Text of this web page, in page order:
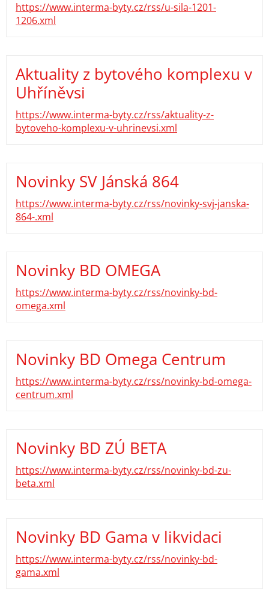
https://www.interma-byty.cz/rss/u-sila-1201-
1206.xml
Aktuality z bytového komplexu v
Uhříněvsi
https://www.interma-byty.cz/rss/aktuality-z-
bytoveho-komplexu-v-uhrinevsi.xml
Novinky SV Jánská 864
https://www.interma-byty.cz/rss/novinky-svj-janska-
864-.xml
Novinky BD OMEGA
https://www.interma-byty.cz/rss/novinky-bd-
omega.xml
Novinky BD Omega Centrum
https://www.interma-byty.cz/rss/novinky-bd-omega-
centrum.xml
Novinky BD ZÚ BETA
https://www.interma-byty.cz/rss/novinky-bd-zu-
beta.xml
Novinky BD Gama v likvidaci
https://www.interma-byty.cz/rss/novinky-bd-
gama.xml